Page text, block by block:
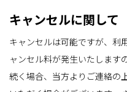
キャンセルに関して
キャンセルは可能ですが、利
ャンセル料が発生いたします
続く場合、当方よりご連絡の